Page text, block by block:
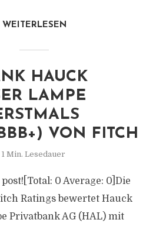
WEITERLESEN
HAUCK
LAMPE
VON FITCH
1 Min. Lesedauer
0 Average: 0]Die
Ratings bewertet Hauck
Privatbank AG (HAL) mit